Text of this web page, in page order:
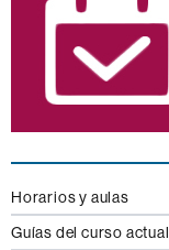
Horarios y aulas
Guías del curso actual